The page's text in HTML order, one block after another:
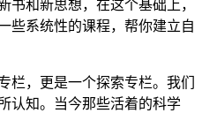
书和新思想，在这个基础上，
些系统性的课程，帮你建立自
栏，更是一个探索专栏。我们
认知。当今那些活着的科学